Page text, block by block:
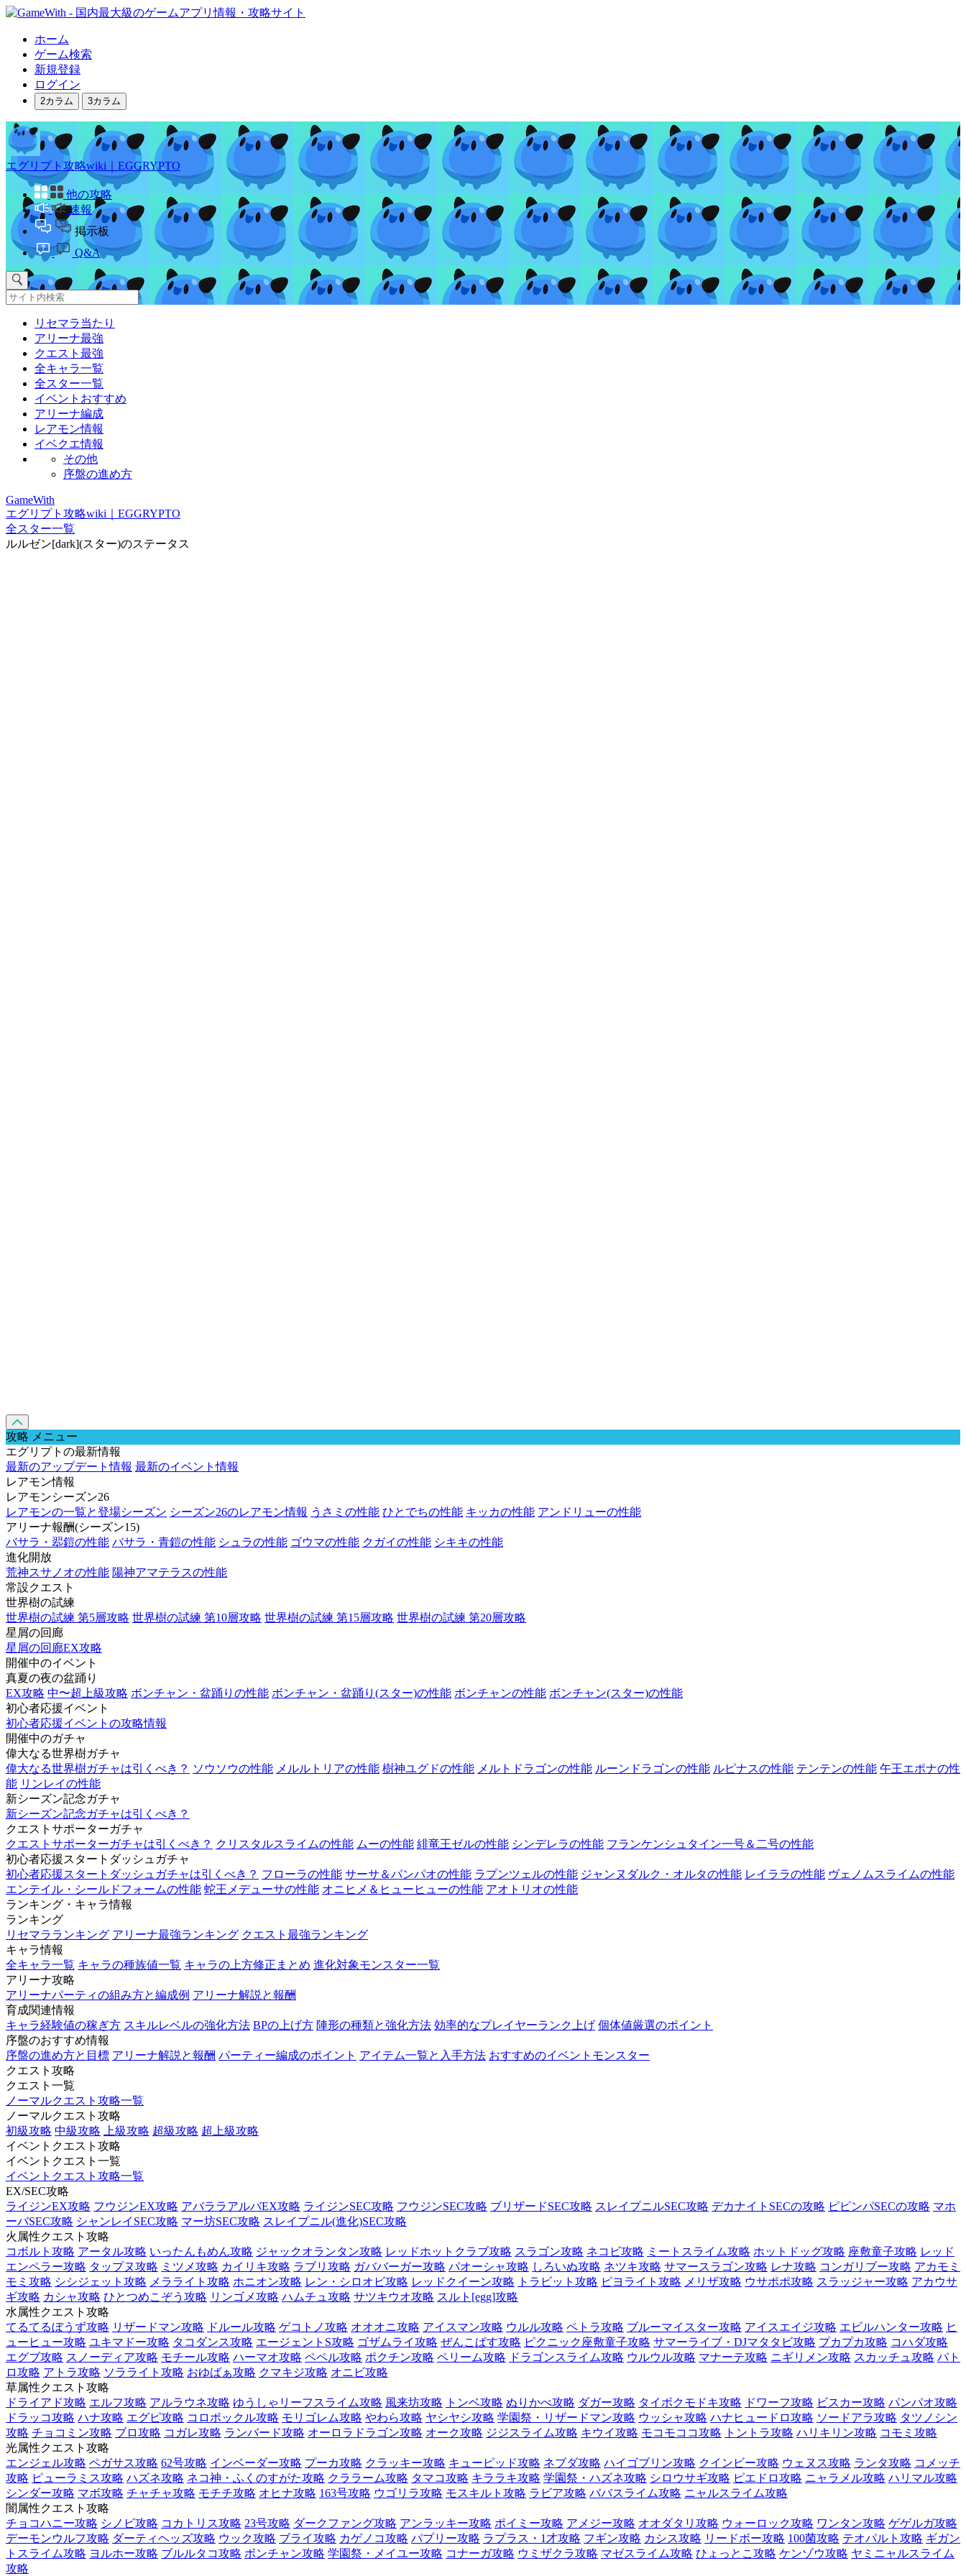
ホーム
ゲーム検索
新規登録
ログイン
2カラム 3カラム
エグリプト攻略wiki｜EGGRYPTO
他の攻略
速報
掲示板
Q&A
リセマラ当たり
アリーナ最強
クエスト最強
全キャラ一覧
全スター一覧
イベントおすすめ
アリーナ編成
レアモン情報
イベクエ情報
その他
序盤の進め方
GameWith
エグリプト攻略wiki｜EGGRYPTO
全スター一覧
ルルゼン[dark](スター)のステータス
攻略 メニュー
エグリプトの最新情報
最新のアップデート情報 最新のイベント情報
レアモン情報
レアモンシーズン26
レアモンの一覧と登場シーズン シーズン26のレアモン情報 うさミの性能 ひとでちの性能 キッカの性能 アンドリューの性能
アリーナ報酬(シーズン15)
バサラ・翆鎧の性能 バサラ・青鎧の性能 シュラの性能 ゴウマの性能 クガイの性能 シキキの性能
進化開放
荒神スサノオの性能 陽神アマテラスの性能
常設クエスト
世界樹の試練
世界樹の試練 第5層攻略 世界樹の試練 第10層攻略 世界樹の試練 第15層攻略 世界樹の試練 第20層攻略
星屑の回廊
星屑の回廊EX攻略
開催中のイベント
真夏の夜の盆踊り
EX攻略 中〜超上級攻略 ボンチャン・盆踊りの性能 ボンチャン・盆踊り(スター)の性能 ボンチャンの性能 ボンチャン(スター)の性能
初心者応援イベント
初心者応援イベントの攻略情報
開催中のガチャ
偉大なる世界樹ガチャ
偉大なる世界樹ガチャは引くべき？ ソウソウの性能 メルルトリアの性能 樹神ユグドの性能 メルトドラゴンの性能 ルーンドラゴンの性能 ルピナスの性能 テンテンの性能 午王エポナの性
能 リンレイの性能
新シーズン記念ガチャ
新シーズン記念ガチャは引くべき？
クエストサポーターガチャ
クエストサポーターガチャは引くべき？ クリスタルスライムの性能 ムーの性能 緋竜王ゼルの性能 シンデレラの性能 フランケンシュタイン一号＆二号の性能
初心者応援スタートダッシュガチャ
初心者応援スタートダッシュガチャは引くべき？ フローラの性能 サーサ＆パンパオの性能 ラプンツェルの性能 ジャンヌダルク・オルタの性能 レイララの性能 ヴェノムスライムの性能
エンテイル・シールドフォームの性能 蛇王メデューサの性能 オニヒメ＆ヒューヒューの性能 アオトリオの性能
ランキング・キャラ情報
ランキング
リセマラランキング アリーナ最強ランキング クエスト最強ランキング
キャラ情報
全キャラ一覧 キャラの種族値一覧 キャラの上方修正まとめ 進化対象モンスター一覧
アリーナ攻略
アリーナパーティの組み方と編成例 アリーナ解説と報酬
育成関連情報
キャラ経験値の稼ぎ方 スキルレベルの強化方法 BPの上げ方 陣形の種類と強化方法 効率的なプレイヤーランク上げ 個体値厳選のポイント
序盤のおすすめ情報
序盤の進め方と目標 アリーナ解説と報酬 パーティー編成のポイント アイテム一覧と入手方法 おすすめのイベントモンスター
クエスト攻略
クエスト一覧
ノーマルクエスト攻略一覧
ノーマルクエスト攻略
初級攻略 中級攻略 上級攻略 超級攻略 超上級攻略
イベントクエスト攻略
イベントクエスト一覧
イベントクエスト攻略一覧
EX/SEC攻略
ライジンEX攻略 フウジンEX攻略 アバララアルバEX攻略 ライジンSEC攻略 フウジンSEC攻略 ブリザードSEC攻略 スレイプニルSEC攻略 デカナイトSECの攻略 ピピンパSECの攻略 マホ
ーバSEC攻略 シャンレイSEC攻略 マー坊SEC攻略 スレイプニル(進化)SEC攻略
火属性クエスト攻略
コボルト攻略 アータル攻略 いったんもめん攻略 ジャックオランタン攻略 レッドホットクラブ攻略 スラゴン攻略 ネコビ攻略 ミートスライム攻略 ホットドッグ攻略 座敷童子攻略 レッド
エンペラー攻略 タップヌ攻略 ミツメ攻略 カイリキ攻略 ラブリ攻略 ガババーガー攻略 パオーシャ攻略 しろいぬ攻略 ネツキ攻略 サマースラゴン攻略 レナ攻略 コンガリブー攻略 アカモミ
モミ攻略 シシジェット攻略 メラライト攻略 ホニオン攻略 レン・シロオビ攻略 レッドクイーン攻略 トラビット攻略 ピヨライト攻略 メリザ攻略 ウサポポ攻略 スラッジャー攻略 アカウサ
ギ攻略 カシャ攻略 ひとつめこぞう攻略 リンゴメ攻略 ハムチュ攻略 サツキウオ攻略 スルト[egg]攻略
水属性クエスト攻略
てるてるぼうず攻略 リザードマン攻略 ドルール攻略 ゲコトノ攻略 オオオニ攻略 アイスマン攻略 ウルル攻略 ペトラ攻略 ブルーマイスター攻略 アイスエイジ攻略 エビルハンター攻略 ヒ
ューヒュー攻略 ユキマドー攻略 タコダンス攻略 エージェントS攻略 ゴザムライ攻略 ぜんこぱす攻略 ピクニック座敷童子攻略 サマーライブ・DJマタタビ攻略 プカプカ攻略 コハダ攻略
エグブ攻略 スノーディア攻略 モチール攻略 ハーマオ攻略 ペペル攻略 ポクチン攻略 ペリーム攻略 ドラゴンスライム攻略 ウルウル攻略 マナーテ攻略 ニギリメン攻略 スカッチュ攻略 パト
ロ攻略 アトラ攻略 ソラライト攻略 おゆばぁ攻略 クマキジ攻略 オニビ攻略
草属性クエスト攻略
ドライアド攻略 エルフ攻略 アルラウネ攻略 ゆうしゃリーフスライム攻略 風来坊攻略 トンベ攻略 ぬりかべ攻略 ダガー攻略 タイボクモドキ攻略 ドワーフ攻略 ビスカー攻略 パンパオ攻略
ドラッコ攻略 ハナ攻略 エグピ攻略 コロポックル攻略 モリゴレム攻略 やわら攻略 ヤシヤシ攻略 学園祭・リザードマン攻略 ウッシャ攻略 ハナヒュードロ攻略 ソードアラ攻略 タツノシン
攻略 チョコミン攻略 ブロ攻略 コガレ攻略 ランバード攻略 オーロラドラゴン攻略 オーク攻略 ジジスライム攻略 キウイ攻略 モコモココ攻略 トントラ攻略 ハリキリン攻略 コモミ攻略
光属性クエスト攻略
エンジェル攻略 ペガサス攻略 62号攻略 インベーダー攻略 プーカ攻略 クラッキー攻略 キューピッド攻略 ネブダ攻略 ハイゴブリン攻略 クインビー攻略 ウェヌス攻略 ランタ攻略 コメッチ
攻略 ピューラミス攻略 ハズネ攻略 ネコ神・ふくのすがた攻略 クララーム攻略 タマコ攻略 キララキ攻略 学園祭・ハズネ攻略 シロウサギ攻略 ピエドロ攻略 ニャラメル攻略 ハリマル攻略
シンダー攻略 マボ攻略 チャチャ攻略 モチチ攻略 オヒナ攻略 163号攻略 ウゴリラ攻略 モスキルト攻略 ラビア攻略 ババスライム攻略 ニャルスライム攻略
闇属性クエスト攻略
チョコハニー攻略 シノビ攻略 コカトリス攻略 23号攻略 ダークファング攻略 アンラッキー攻略 ポイミー攻略 アメジー攻略 オオダタリ攻略 ウォーロック攻略 ワンタン攻略 ゲゲルガ攻略
デーモンウルフ攻略 ダーティヘッズ攻略 ウック攻略 ブライ攻略 カゲノコ攻略 パプリー攻略 ラプラス・1才攻略 フギン攻略 カシス攻略 リードボー攻略 100菌攻略 テオパルト攻略 ギガン
トスライム攻略 ヨルホー攻略 ブルルタコ攻略 ボンチャン攻略 学園祭・メイユー攻略 コナーガ攻略 ウミザクラ攻略 マゼスライム攻略 ひょっとこ攻略 ケンゾウ攻略 ヤミニャルスライム
攻略